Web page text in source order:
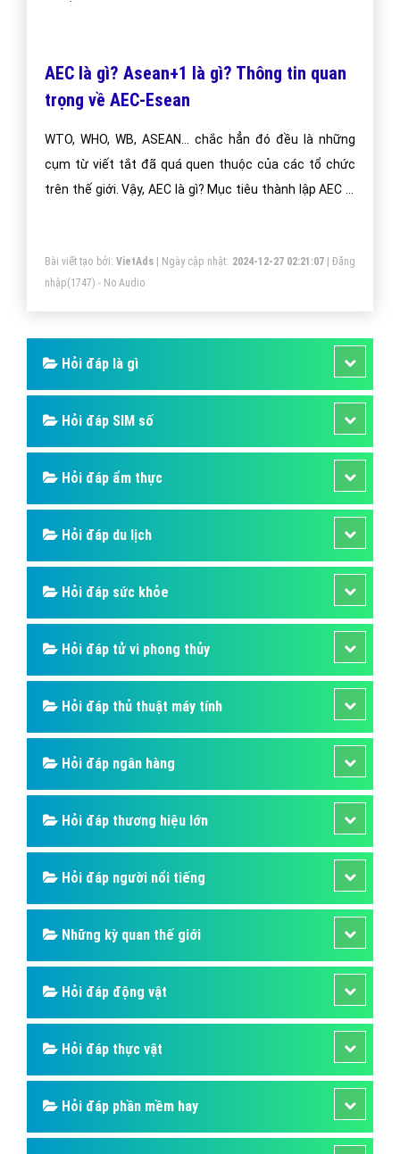
AEC là gì? Asean+1 là gì? Thông tin quan
trọng về AEC-Esean
WTO, WHO, WB, ASEAN… chắc hẳn đó đều là những
cụm từ viết tắt đã quá quen thuộc của các tổ chức
trên thế giới. Vậy, AEC là gì? Mục tiêu thành lập AEC là
trọng về AEC-Asean trong bài viết dưới đây nhé!
Bài viết tạo bởi: VietAds| Ngày cập nhật: 2024-12-27 02:21:07|Đăng
nhập(1747) - No Audio
Hỏi đáp là gì
Hỏi đáp SIM số
Hỏi đáp ẩm thực
Hỏi đáp du lịch
Hỏi đáp sức khỏe
Hỏi đáp tử vi phong thủy
Hỏi đáp thủ thuật máy tính
Hỏi đáp ngân hàng
Hỏi đáp thương hiệu lớn
Hỏi đáp người nổi tiếng
Những kỳ quan thế giới
Hỏi đáp động vật
Hỏi đáp thực vật
Hỏi đáp phần mềm hay